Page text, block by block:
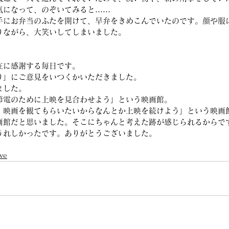
になって、のぞいてみると……
お弁当のふたを開けて、早弁をきめこんでいたのです。顔や服
がら、大笑いしてしまいました。
感謝する毎日です。
にご意見をいつくかいただきました。
た。
のために上映を見合わせよう」という映画館。
画を観てもらいたいからなんとか上映を続けよう」という映画
だと思いました。そこにちゃんと考えた跡が感じられるからで
しかったです。ありがとうございました。